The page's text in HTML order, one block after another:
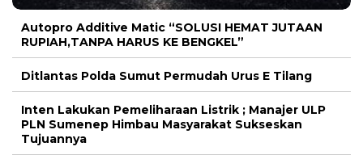
Autopro Additive Matic “SOLUSI HEMAT JUTAAN
RUPIAH,TANPA HARUS KE BENGKEL”
Ditlantas Polda Sumut Permudah Urus E Tilang
Inten Lakukan Pemeliharaan Listrik ; Manajer ULP
PLN Sumenep Himbau Masyarakat Sukseskan
Tujuannya